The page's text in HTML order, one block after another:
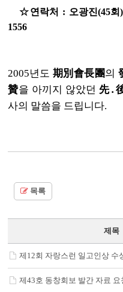
☆연락처 : 오광진(45회)
1556
2005년도 期別會長團의
贊을 아끼지 않았던 先․
사의 말씀을 드립니다.
목록
제목
제12회 자랑스런 일고인상 수
제43호 동창회보 발간 자료 요